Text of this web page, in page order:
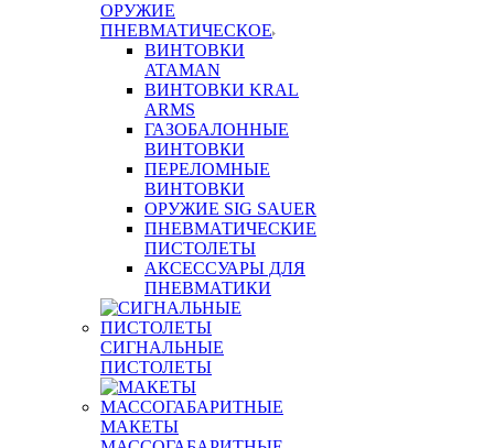
ОРУЖИЕ
ПНЕВМАТИЧЕСКОЕ
ВИНТОВКИ
ATAMAN
ВИНТОВКИ KRAL
ARMS
ГАЗОБАЛОННЫЕ
ВИНТОВКИ
ПЕРЕЛОМНЫЕ
ВИНТОВКИ
ОРУЖИЕ SIG SAUER
ПНЕВМАТИЧЕСКИЕ
ПИСТОЛЕТЫ
АКСЕССУАРЫ ДЛЯ
ПНЕВМАТИКИ
СИГНАЛЬНЫЕ
ПИСТОЛЕТЫ
МАКЕТЫ